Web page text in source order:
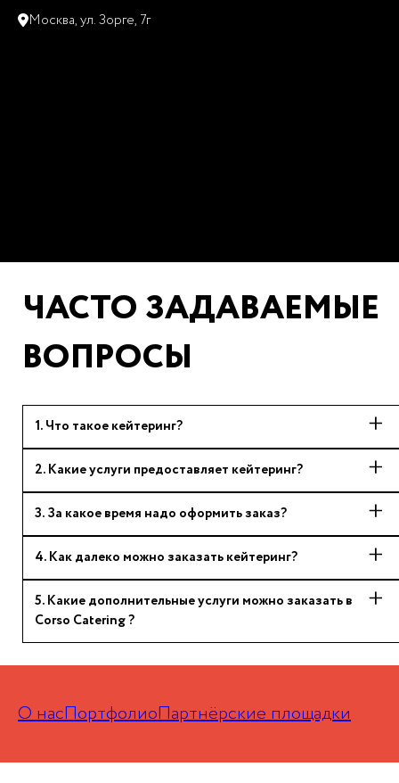
Москва, ул. Зорге, 7г
ЧАСТО ЗАДАВАЕМЫЕ
ВОПРОСЫ
1. Что такое кейтеринг?
2. Какие услуги предоставляет кейтеринг?
3. За какое время надо оформить заказ?
4. Как далеко можно заказать кейтеринг?
5. Какие дополнительные услуги можно заказать в
Corso Catering ?
О насПортфолиоПартнёрские площадки